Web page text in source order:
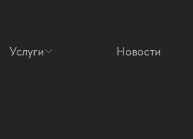
Услуги Новости